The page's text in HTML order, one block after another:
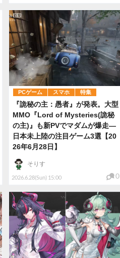
PCゲーム スマホ 特集
『詭秘の主：愚者』が発表。大型
MMO『Lord of Mysteries(詭秘
の主)』も新PVでマダムが爆走―
日本未上陸の注目ゲーム3選【20
26年6月28日】
2026.6.28(Sun) 15:00
そりす
0